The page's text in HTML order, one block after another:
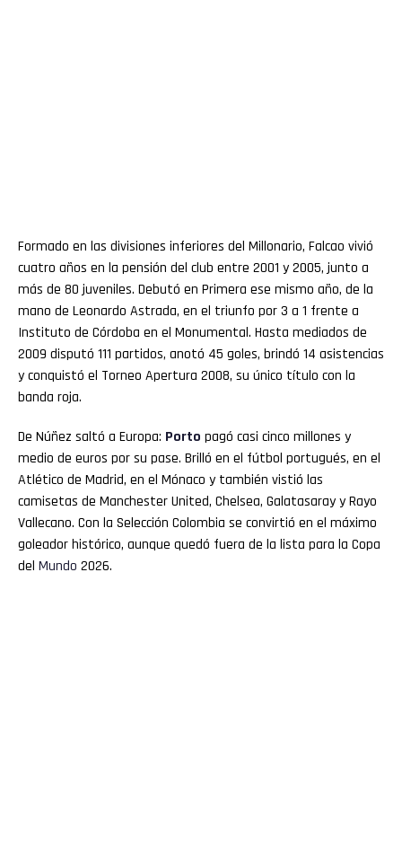
Formado en las divisiones inferiores del Millonario, Falcao vivió
cuatro años en la pensión del club entre 2001 y 2005, junto a
más de 80 juveniles. Debutó en Primera ese mismo año, de la
mano de Leonardo Astrada, en el triunfo por 3 a 1 frente a
Instituto de Córdoba en el Monumental. Hasta mediados de
2009 disputó 111 partidos, anotó 45 goles, brindó 14 asistencias
y conquistó el Torneo Apertura 2008, su único título con la
banda roja.
De Núñez saltó a Europa: Porto pagó casi cinco millones y
medio de euros por su pase. Brilló en el fútbol portugués, en el
Atlético de Madrid, en el Mónaco y también vistió las
camisetas de Manchester United, Chelsea, Galatasaray y Rayo
Vallecano. Con la Selección Colombia se convirtió en el máximo
goleador histórico, aunque quedó fuera de la lista para la Copa
del Mundo 2026.